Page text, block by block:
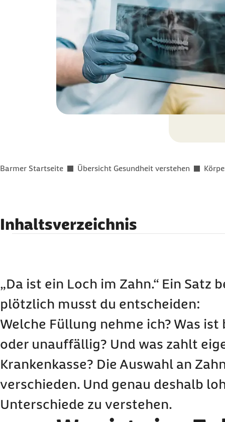
Sie befinden sich hier:
Barmer Startseite Übersicht Gesundheit verstehen
Inhaltsverzeichnis
Wann Füllungen erneuern?
Häufige Fragen zu Zahnfüllungen
„Da ist ein Loch im Zahn.“ Ein Satz
plötzlich musst du entscheiden:
Welche Füllung nehme ich? Was ist
oder unauffällig? Und was zahlt
Krankenkasse? Die Auswahl an
verschieden. Und genau deshalb
Unterschiede zu verstehen.